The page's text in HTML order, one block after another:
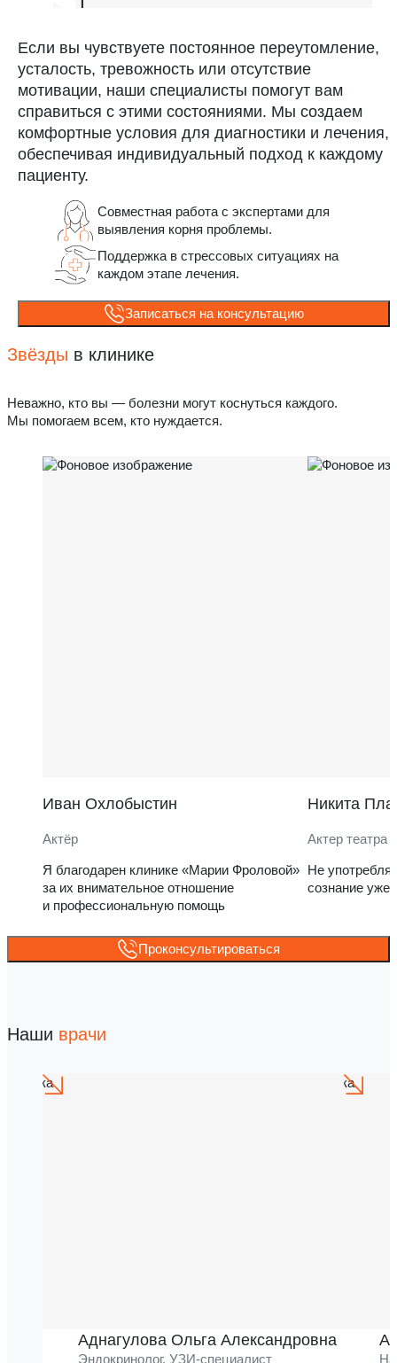
Если вы чувствуете постоянное переутомление,
усталость, тревожность или отсутствие
мотивации, наши специалисты помогут вам
справиться с этими состояниями. Мы создаем
комфортные условия для диагностики и лечения,
обеспечивая индивидуальный подход к каждому
пациенту.
Совместная работа с экспертами для
выявления корня проблемы.
Поддержка в стрессовых ситуациях на
каждом этапе лечения.
Записаться на консультацию
Звёзды в клинике
Неважно, кто вы — болезни могут коснуться каждого.
Мы помогаем всем, кто нуждается.
Иван Охлобыстин
Актёр
Я благодарен клинике «Марии Фроловой»
за их внимательное отношение
и профессиональную помощь
Никита
Актер театра
Не
сознание уже
Проконсультироваться
Наши врачи
Аднагулова Ольга Александровна
Эндокринолог, УЗИ-специалист